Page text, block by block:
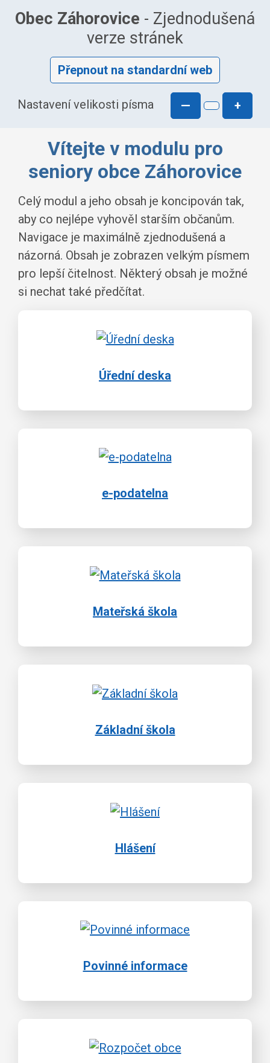
Obec Záhorovice - Zjednodušená
verze stránek
Přepnout na standardní web
Nastavení velikosti písma — +
Vítejte v modulu pro
seniory obce Záhorovice
Celý modul a jeho obsah je koncipován tak,
aby co nejlépe vyhověl starším občanům.
Navigace je maximálně zjednodušená a
názorná. Obsah je zobrazen velkým písmem
pro lepší čitelnost. Některý obsah je možné
si nechat také předčítat.
Úřední deska
e-podatelna
Mateřská škola
Základní škola
Hlášení
Povinné informace